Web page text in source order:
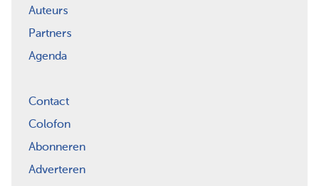
Auteurs
Partners
Agenda
Contact
Colofon
Abonneren
Adverteren